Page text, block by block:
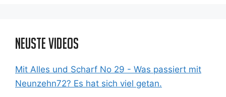
Neuste Videos
Mit Alles und Scharf No 29 - Was passiert mit
Neunzehn72? Es hat sich viel getan.